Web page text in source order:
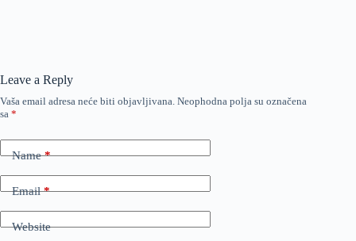
Leave a Reply
Vaša email adresa neće biti objavljivana. Neophodna polja su označena
sa *
Name*
Email*
Website